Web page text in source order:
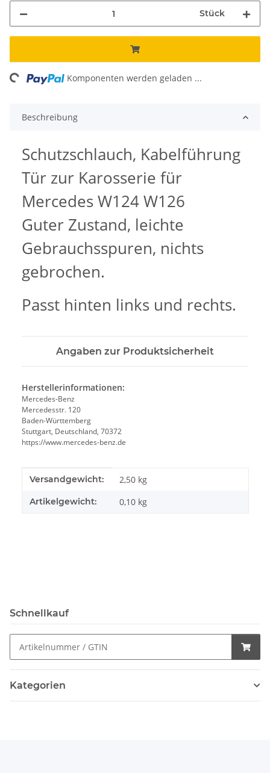
Stück
Komponenten werden geladen ...
Beschreibung
Schutzschlauch, Kabelführung
Tür zur Karosserie für
Mercedes W124 W126
Guter Zustand, leichte
Gebrauchsspuren, nichts
gebrochen.
Passt hinten links und rechts.
Angaben zur Produktsicherheit
Herstellerinformationen:
Mercedes-Benz
Mercedesstr. 120
Baden-Württemberg
Stuttgart, Deutschland, 70372
https://www.mercedes-benz.de
Produkteigenschaft
Wert
Versandgewicht: 2,50 kg
Artikelgewicht: 0,10 kg
Schnellkauf
Kategorien